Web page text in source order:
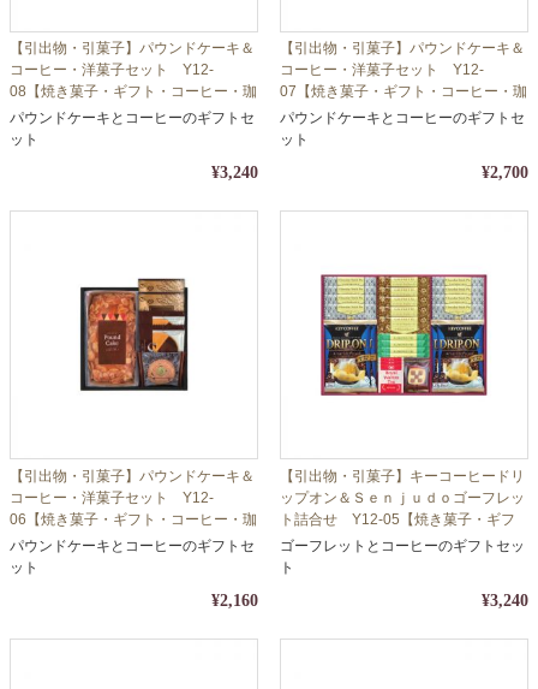
【引出物・引菓子】パウンドケーキ＆
コーヒー・洋菓子セット Y12-
08【焼き菓子・ギフト・コーヒー・珈
琲】【包装・熨斗対応】
パウンドケーキとコーヒーのギフトセ
ット
¥3,240
【引出物・引菓子】パウンドケーキ＆
コーヒー・洋菓子セット Y12-
07【焼き菓子・ギフト・コーヒー・珈
琲】【包装・熨斗対応】
パウンドケーキとコーヒーのギフトセ
ット
¥2,700
【引出物・引菓子】パウンドケーキ＆
コーヒー・洋菓子セット Y12-
06【焼き菓子・ギフト・コーヒー・珈
琲】【包装・熨斗対応】
パウンドケーキとコーヒーのギフトセ
ット
¥2,160
【引出物・引菓子】キーコーヒードリ
ップオン＆Ｓｅｎｊｕｄｏゴーフレッ
ト詰合せ Y12-05【焼き菓子・ギフ
ト・コーヒー・珈琲】【包装・熨斗対
応】
ゴーフレットとコーヒーのギフトセッ
ト
¥3,240